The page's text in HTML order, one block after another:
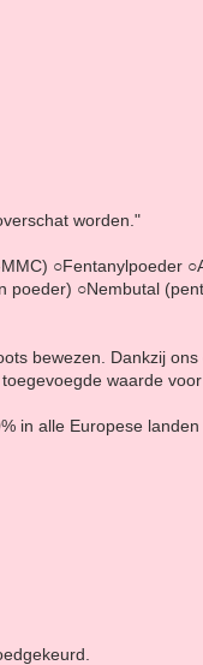
worden."
○Fentanylpoeder
poeder) ○Nembutal
bewezen. Dankzij
waarde voor
in alle Europese landen